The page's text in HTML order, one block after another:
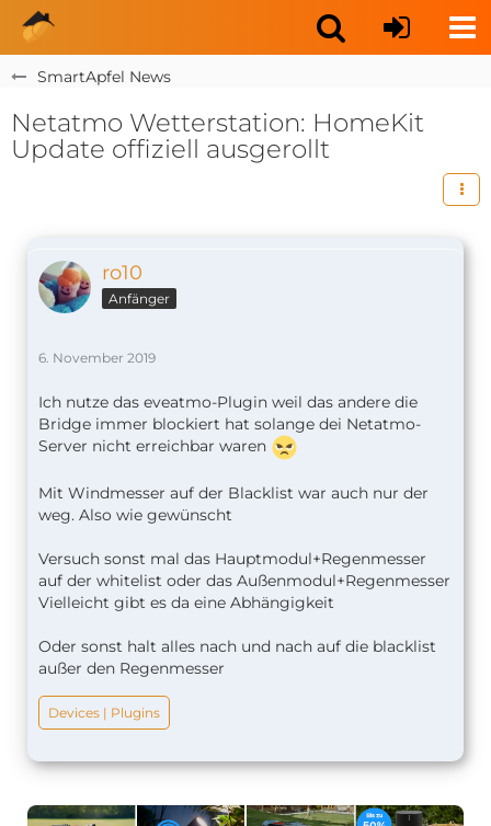
SmartApfel News
Netatmo Wetterstation: HomeKit
Update offiziell ausgerollt
ro10
Anfänger
6. November 2019
Ich nutze das eveatmo-Plugin weil das andere die
Bridge immer blockiert hat solange dei Netatmo-
Server nicht erreichbar waren
Mit Windmesser auf der Blacklist war auch nur der
weg. Also wie gewünscht
Versuch sonst mal das Hauptmodul+Regenmesser
auf der whitelist oder das Außenmodul+Regenmesser
Vielleicht gibt es da eine Abhängigkeit
Oder sonst halt alles nach und nach auf die blacklist
außer den Regenmesser
Devices | Plugins